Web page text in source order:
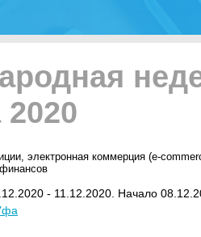
2020
, электронная коммерция (e-
- 11.12.2020. Начало